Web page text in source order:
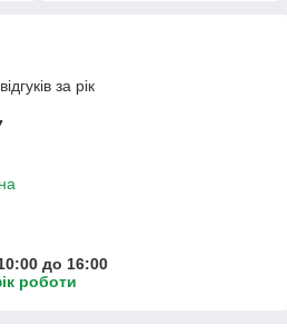
за рік
до 16:00
роботи